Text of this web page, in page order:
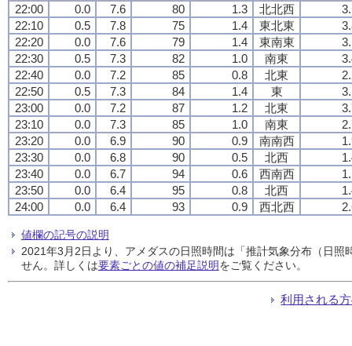
22:00
0.0 7.6 80 1.3 北北西
22:10
0.5 7.8 75 1.4 東北東
22:20
0.0 7.6 79 1.4 東南東
22:30
0.5 7.3 82 1.0 南東
22:40
0.0 7.2 85 0.8 北東
22:50
0.5 7.3 84 1.4 東
23:00
0.0 7.2 87 1.2 北東
23:10
0.0 7.3 85 1.0 南東
23:20
0.0 6.9 90 0.9 南南西
23:30
0.0 6.8 90 0.5 北西
23:40
0.0 6.7 94 0.6 西南西
23:50
0.0 6.4 95 0.8 北西
24:00
0.0 6.4 93 0.9 西北西
値欄の記号の説明
2021年3月2日より、アメダスの日照時間は「推計気象分布（日
せん。詳しくは要素ごとの値の補足説明をご覧ください。
利用される